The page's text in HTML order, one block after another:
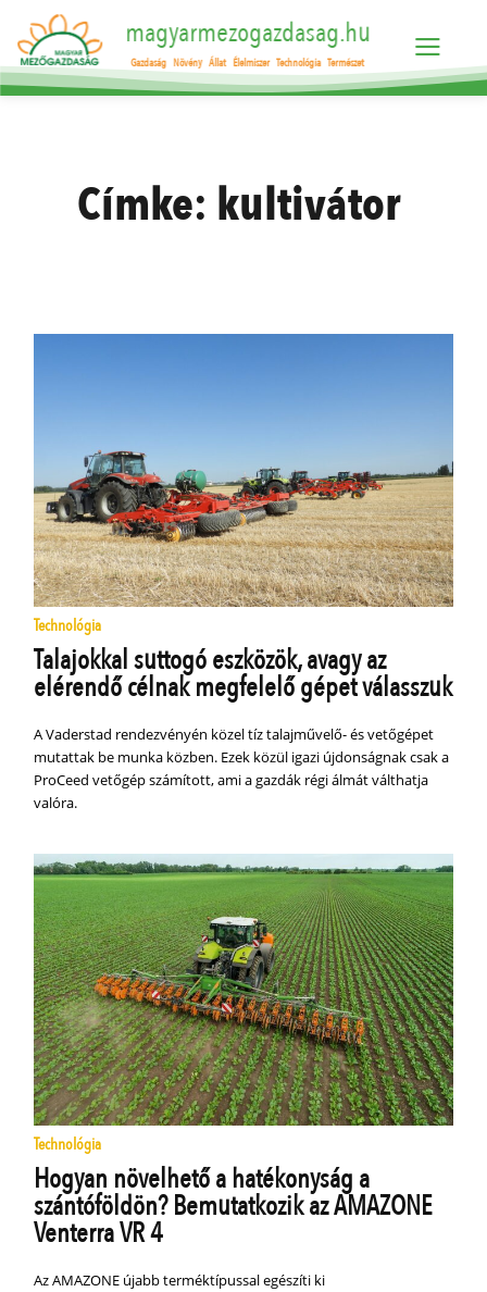
magyarmezogazdasag.hu
Gazdaság Növény Állat Élelmiszer Technológia Természet
Címke: kultivátor
Technológia
Talajokkal suttogó eszközök, avagy az
elérendő célnak megfelelő gépet válasszuk
A Vaderstad rendezvényén közel tíz talajművelő- és vetőgépet
mutattak be munka közben. Ezek közül igazi újdonságnak csak a
ProCeed vetőgép számított, ami a gazdák régi álmát válthatja
valóra.
Technológia
Hogyan növelhető a hatékonyság a
szántóföldön? Bemutatkozik az AMAZONE
Venterra VR 4
Az AMAZONE újabb terméktípussal egészíti ki